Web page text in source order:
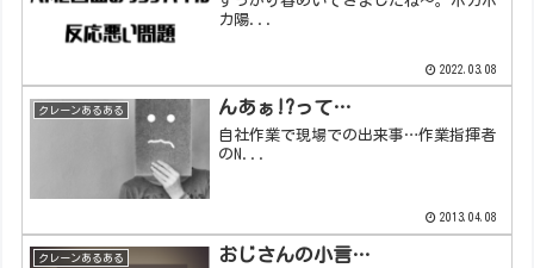
カ陽...
2022.03.08
クレーンあるある んあぁ!?って…
自社作業で現場での出来事…作業指揮者
のN...
2013.04.08
クレーンあるある おじさんの小言…